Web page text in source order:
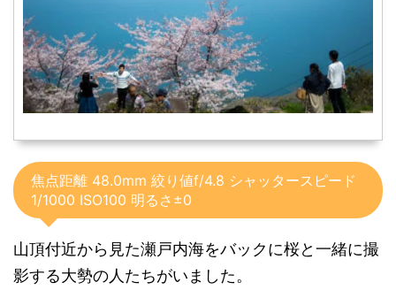
焦点距離 48.0mm 絞り値f/4.8 シャッタースピード
1/1000 ISO100 明るさ±0
山頂付近から見た瀬戸内海をバックに桜と一緒に撮
影する大勢の人たちがいました。